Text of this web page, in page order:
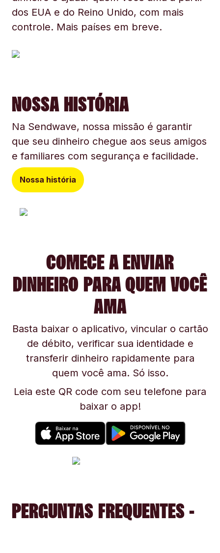
dos EUA e do Reino Unido, com mais
controle. Mais países em breve.
NOSSA HISTÓRIA
Na Sendwave, nossa missão é garantir
que seu dinheiro chegue aos seus amigos
e familiares com segurança e facilidade.
Nossa história
COMECE A ENVIAR
DINHEIRO PARA QUEM VOCÊ
AMA
Basta baixar o aplicativo, vincular o cartão
de débito, verificar sua identidade e
transferir dinheiro rapidamente para
quem você ama. Só isso.
Leia este QR code com seu telefone para
baixar o app!
PERGUNTAS FREQUENTES -